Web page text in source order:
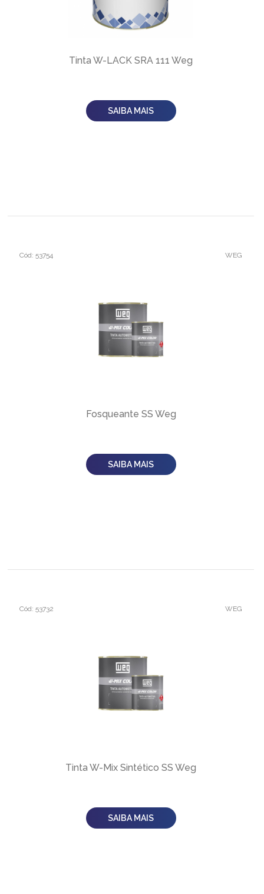
Tinta W-LACK SRA 111 Weg
SAIBA MAIS
Cód: 53754 WEG
Fosqueante SS Weg
SAIBA MAIS
Cód: 53732 WEG
Tinta W-Mix Sintético SS Weg
SAIBA MAIS